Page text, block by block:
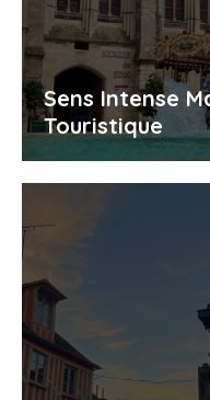
Sens Intense
Touristique